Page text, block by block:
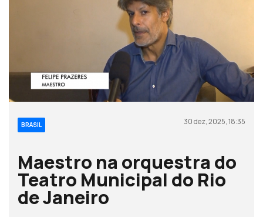
BRASIL 30 dez, 2025, 18:35
Maestro na orquestra do
Teatro Municipal do Rio
de Janeiro